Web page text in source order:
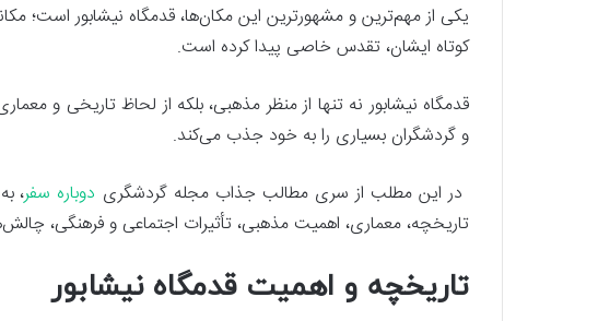
یکی از مهم‌ترین و مشهورترین این مکان‌ها، قدمگاه نیشابور است؛
کوتاه ایشان، تقدس خاصی پیدا کرده است.
قدمگاه نیشابور نه تنها از منظر مذهبی، بلکه از لحاظ تاریخی و
و گردشگران بسیاری را به خود جذب می‌کند.
در این مطلب از سری مطالب جذاب مجله گردشگری دوباره سفر،
تاریخچه، معماری، اهمیت مذهبی، تأثیرات اجتماعی و فرهنگی،
تاریخچه و اهمیت قدمگاه نیشابور